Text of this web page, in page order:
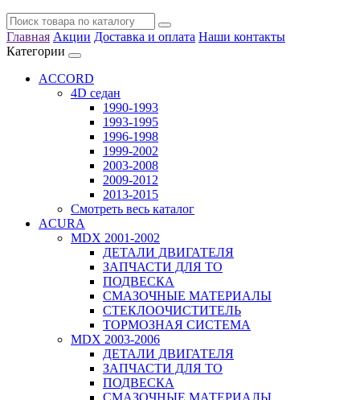
Главная Акции Доставка и оплата Наши контакты
Категории
ACCORD
4D седан
1990-1993
1993-1995
1996-1998
1999-2002
2003-2008
2009-2012
2013-2015
Смотреть весь каталог
ACURA
MDX 2001-2002
ДЕТАЛИ ДВИГАТЕЛЯ
ЗАПЧАСТИ ДЛЯ ТО
ПОДВЕСКА
СМАЗОЧНЫЕ МАТЕРИАЛЫ
СТЕКЛООЧИСТИТЕЛЬ
ТОРМОЗНАЯ СИСТЕМА
MDX 2003-2006
ДЕТАЛИ ДВИГАТЕЛЯ
ЗАПЧАСТИ ДЛЯ ТО
ПОДВЕСКА
СМАЗОЧНЫЕ МАТЕРИАЛЫ